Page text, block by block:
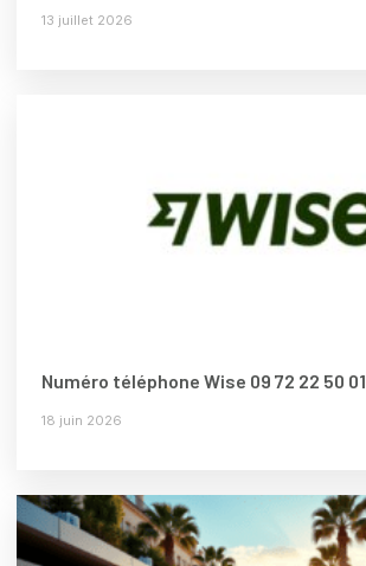
13 juillet 2026
Numéro téléphone Wise 09 72 22 50 01
18 juin 2026